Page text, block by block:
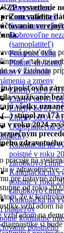
Zamestnanec
Zamestnávateľ
Samostatne
Dobrovoľne
(samoplatiteľ)
Poistenec štátu
Platiteľ dividend
kalendár
a zmeny
Zmeny od 01.
Zmeny od 01.
Zmeny od 01.
Zmeny od 01.
Odpočítateľná
Kalkulačka na
poistné v roku
zárobkovo činné
Kalkulačka na
poistné v roku
zárobkovo činné
Kalkulačka na
platiteľov
kontaktné
poistného
vysvetlenie
validita
poisťovňa
a tak to
sa v žiadnom
poisťovňa
využívanie
všetky
stúpol zo 173
v roku 2024
pracuje na
v zdravotníctve.
pre ústavné
od roku
že v
vzhľadom
vzhľadom na
si